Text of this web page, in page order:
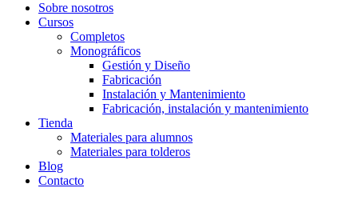
Sobre nosotros
Cursos
Completos
Monográficos
Gestión y Diseño
Fabricación
Instalación y Mantenimiento
Fabricación, instalación y mantenimiento
Tienda
Materiales para alumnos
Materiales para tolderos
Blog
Contacto